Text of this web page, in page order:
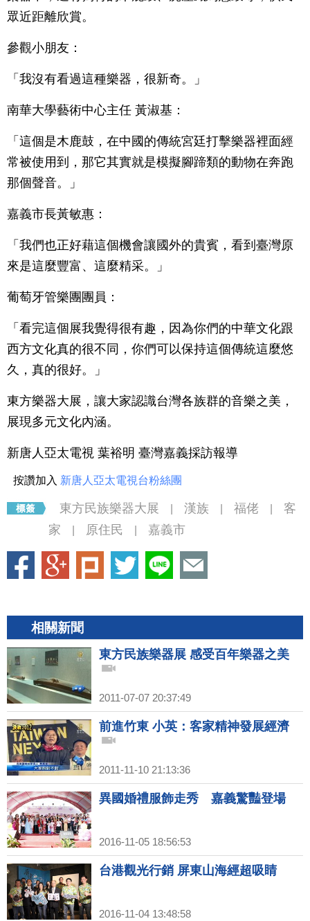
眾近距離欣賞。
參觀小朋友：
「我沒有看過這種樂器，很新奇。」
南華大學藝術中心主任 黃淑基：
「這個是木鹿鼓，在中國的傳統宮廷打擊樂器裡面經
常被使用到，那它其實就是模擬腳蹄類的動物在奔跑
那個聲音。」
嘉義市長黃敏惠：
「我們也正好藉這個機會讓國外的貴賓，看到臺灣原
來是這麼豐富、這麼精采。」
葡萄牙管樂團團員：
「看完這個展我覺得很有趣，因為你們的中華文化跟
西方文化真的很不同，你們可以保持這個傳統這麼悠
久，真的很好。」
東方樂器大展，讓大家認識台灣各族群的音樂之美，
展現多元文化內涵。
新唐人亞太電視 葉裕明 臺灣嘉義採訪報導
按讚加入 新唐人亞太電視台粉絲團
東方民族樂器大展 漢族 福佬
客
家
原住民 嘉義市
相關新聞
東方民族樂器展 感受百年樂器之美
2011-07-07 20:37:49
前進竹東 小英：客家精神發展經濟
2011-11-10 21:13:36
異國婚禮服飾走秀 嘉義驚豔登場
2016-11-05 18:56:53
台港觀光行銷 屏東山海經超吸睛
2016-11-04 13:48:58